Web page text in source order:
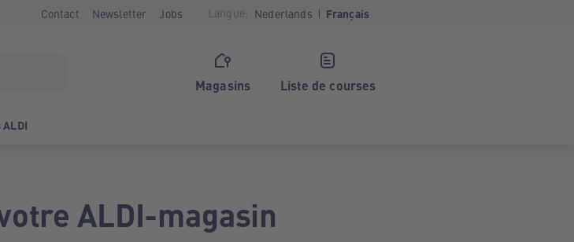
Contact Newsletter Jobs Langue: Nederlands Français
Magasins Liste de courses
ALDI-magasin